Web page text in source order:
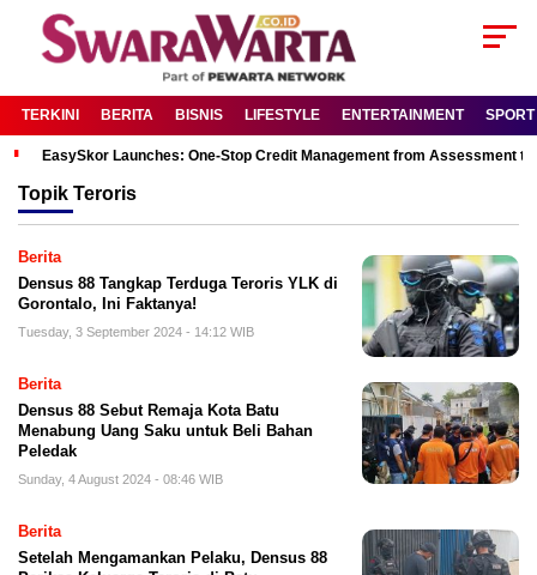
TERKINI BERITA BISNIS LIFESTYLE ENTERTAINMENT SPORT
EasySkor Launches: One-Stop Credit Management from Assessment
Topik Teroris
Berita
Densus 88 Tangkap Terduga Teroris YLK di
Gorontalo, Ini Faktanya!
Tuesday, 3 September 2024 - 14:12 WIB
Berita
Densus 88 Sebut Remaja Kota Batu
Menabung Uang Saku untuk Beli Bahan
Peledak
Sunday, 4 August 2024 - 08:46 WIB
Berita
Setelah Mengamankan Pelaku, Densus 88